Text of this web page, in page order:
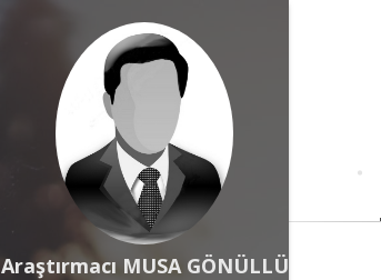
Araştırmacı MUSA GÖNÜLLÜ